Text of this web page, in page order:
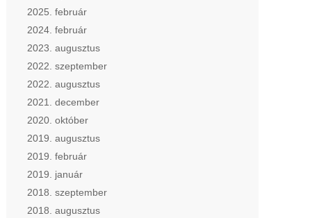
2025. február
2024. február
2023. augusztus
2022. szeptember
2022. augusztus
2021. december
2020. október
2019. augusztus
2019. február
2019. január
2018. szeptember
2018. augusztus